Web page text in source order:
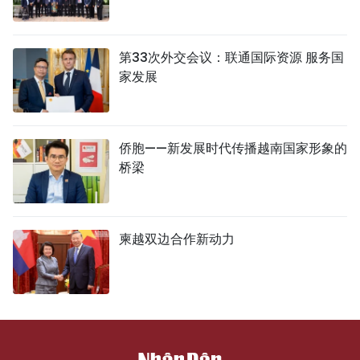
第33次外交会议：联通国际资源 服务国
家发展
侨胞——新发展时代传播越南国家形象的
桥梁
柬越双边合作新动力